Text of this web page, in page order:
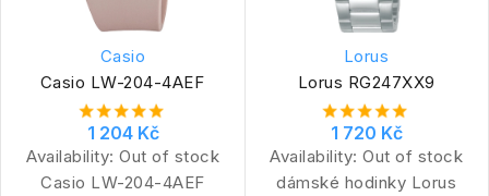
Casio
Casio LW-204-4AEF
1 204 Kč
Availability: Out of stock
Casio LW-204-4AEF
Lorus
Lorus RG247XX9
1 720 Kč
Availability: Out of stock
dámské hodinky Lorus